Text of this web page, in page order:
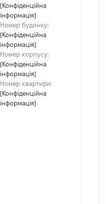
[Конфіденційна
інформація]
Номер будинку:
[Конфіденційна
інформація]
Номер корпусу:
[Конфіденційна
інформація]
Номер квартири:
[Конфіденційна
інформація]